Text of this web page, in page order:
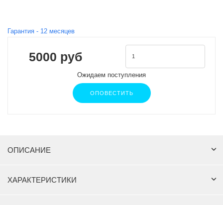
Гарантия - 12 месяцев
5000 руб
Ожидаем поступления
ОПОВЕСТИТЬ
ОПИСАНИЕ
ХАРАКТЕРИСТИКИ